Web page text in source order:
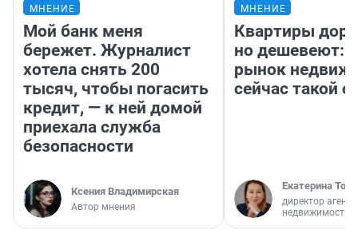
МНЕНИЕ
Мой банк меня
бережет. Журналист
хотела снять 200
тысяч, чтобы погасить
кредит, — к ней домой
приехала служба
безопасности
Ксения Владимирская
Автор мнения
МНЕНИЕ
Квартиры
но дешевеют:
рынок
сейчас такой
Екатерина
директор
недвижимости